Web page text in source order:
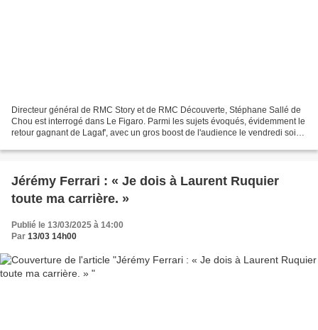
Directeur général de RMC Story et de RMC Découverte, Stéphane Sallé de
Chou est interrogé dans Le Figaro. Parmi les sujets évoqués, évidemment le
retour gagnant de Lagaf', avec un gros boost de l'audience le vendredi soir
Jérémy Ferrari : « Je dois à Laurent Ruquier
toute ma carrière. »
Publié le 13/03/2025 à 14:00
Par 13/03 14h00